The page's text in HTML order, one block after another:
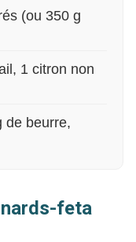
(ou 350 g
1 citron non
de beurre,
feta